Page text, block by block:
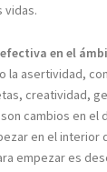
vidas.
en el
la asertividad,
creatividad,
cambios en el
en el interior
empezar es